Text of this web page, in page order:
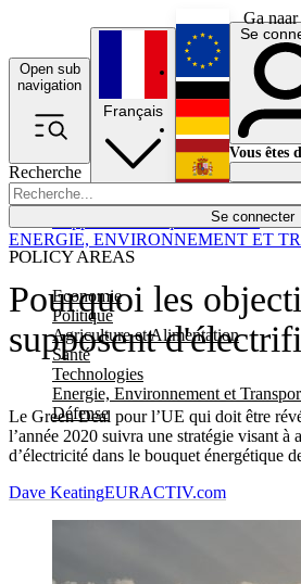
Ga
Open sub
navigation
Recherche
Se connecter
POLICY AREAS
Economie
Politique
Agriculture et Alimentation
Santé
Technologies
Energie, Environnement et
Défense
Économie
Français
English
Deutsch
Español
Se
Vous êtes
Pourquoi les
supposent
Le Green Deal pour l’UE qui doit être
l’année 2020 suivra une stratégie visant à
d’électricité dans le bouquet énergétique
ENERGIE, ENVIRONNEMENT ET
Dave KeatingEURACTIV.com